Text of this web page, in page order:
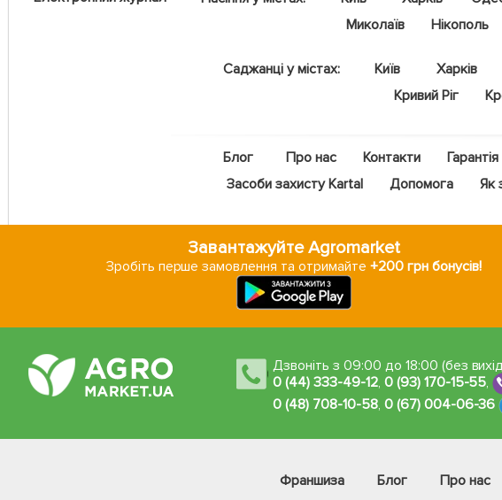
Миколаїв
Нікополь
Саджанці у містах: Київ Харків
Кривий Ріг
Блог Про нас Контакти Гарантія
Засоби захисту Kartal
Допомога Як
Завантажуйте Agromarket
Зробіть перше замовлення та отримайте+200 грн бонусів!
Дзвоніть з 09:00 до 18:00 (без
0 (44) 333-49-12, 0 (93) 170-15-55,
0 (48) 708-10-58, 0 (67) 004-06-36
Франшиза Блог Про нас